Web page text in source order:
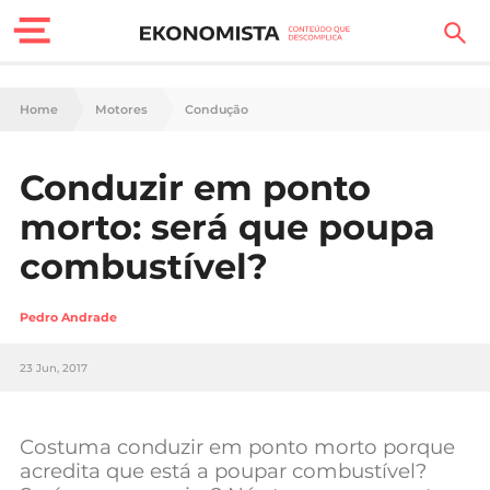
Finanças Pessoais
Carreira
Casa
Lifestyle
Sociedade
Negócios
Home Motores Condução
Conduzir em ponto
morto: será que poupa
combustível?
Pedro Andrade
23 Jun, 2017
Costuma conduzir em ponto morto porque
acredita que está a poupar combustível?